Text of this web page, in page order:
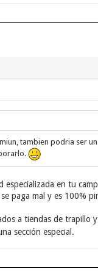
tambien podria ser
especializada en tu
paga mal y es 100%
a tiendas de trapillo y
sección especial.